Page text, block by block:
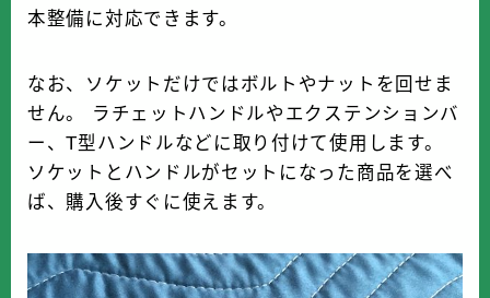
本整備に対応できます。
なお、ソケットだけではボルトやナットを回せま
せん。 ラチェットハンドルやエクステンションバ
ー、T型ハンドルなどに取り付けて使用します。
ソケットとハンドルがセットになった商品を選べ
ば、購入後すぐに使えます。